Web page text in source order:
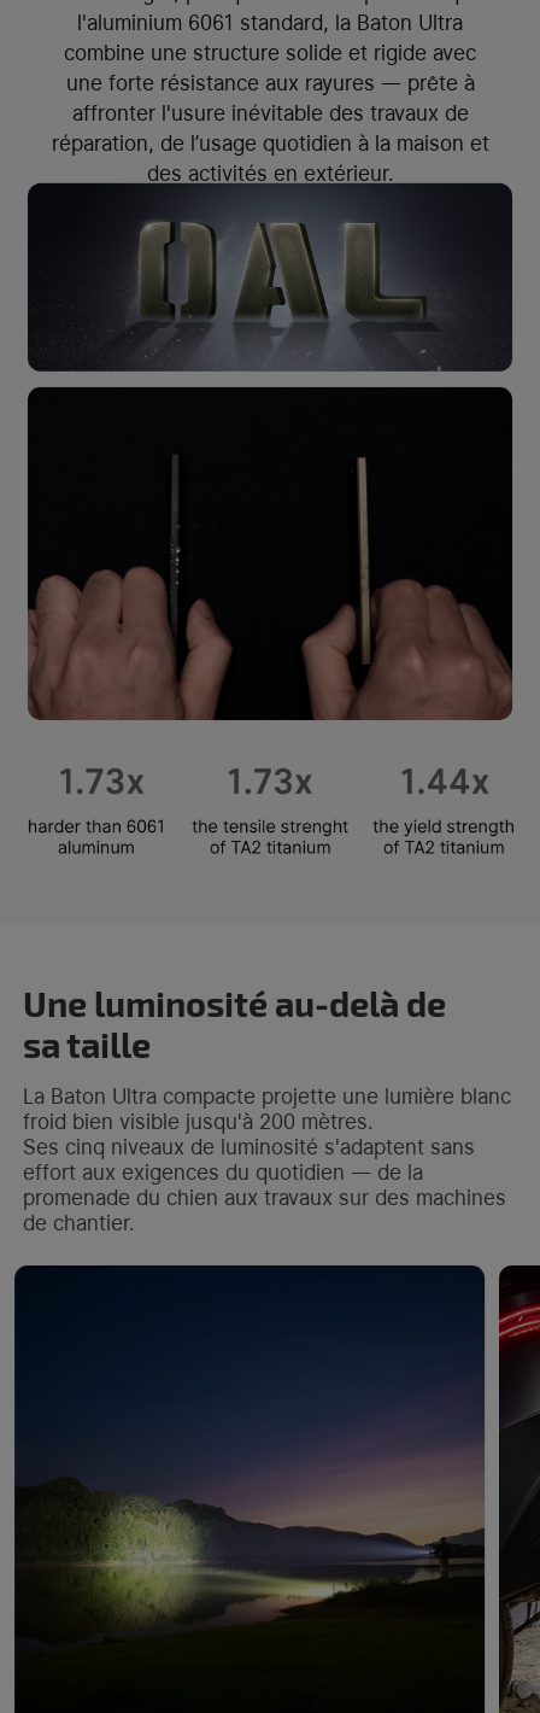
l'aluminium 6061 standard, la Baton Ultra
combine une structure solide et rigide avec
une forte résistance aux rayures — prête à
affronter l'usure inévitable des travaux de
réparation, de l’usage quotidien à la maison et
des activités en extérieur.
Une luminosité au-delà de
sa taille
La Baton Ultra compacte projette une lumière blanc
froid bien visible jusqu'à 200 mètres.
Ses cinq niveaux de luminosité s'adaptent sans
effort aux exigences du quotidien — de la
promenade du chien aux travaux sur des machines
de chantier.